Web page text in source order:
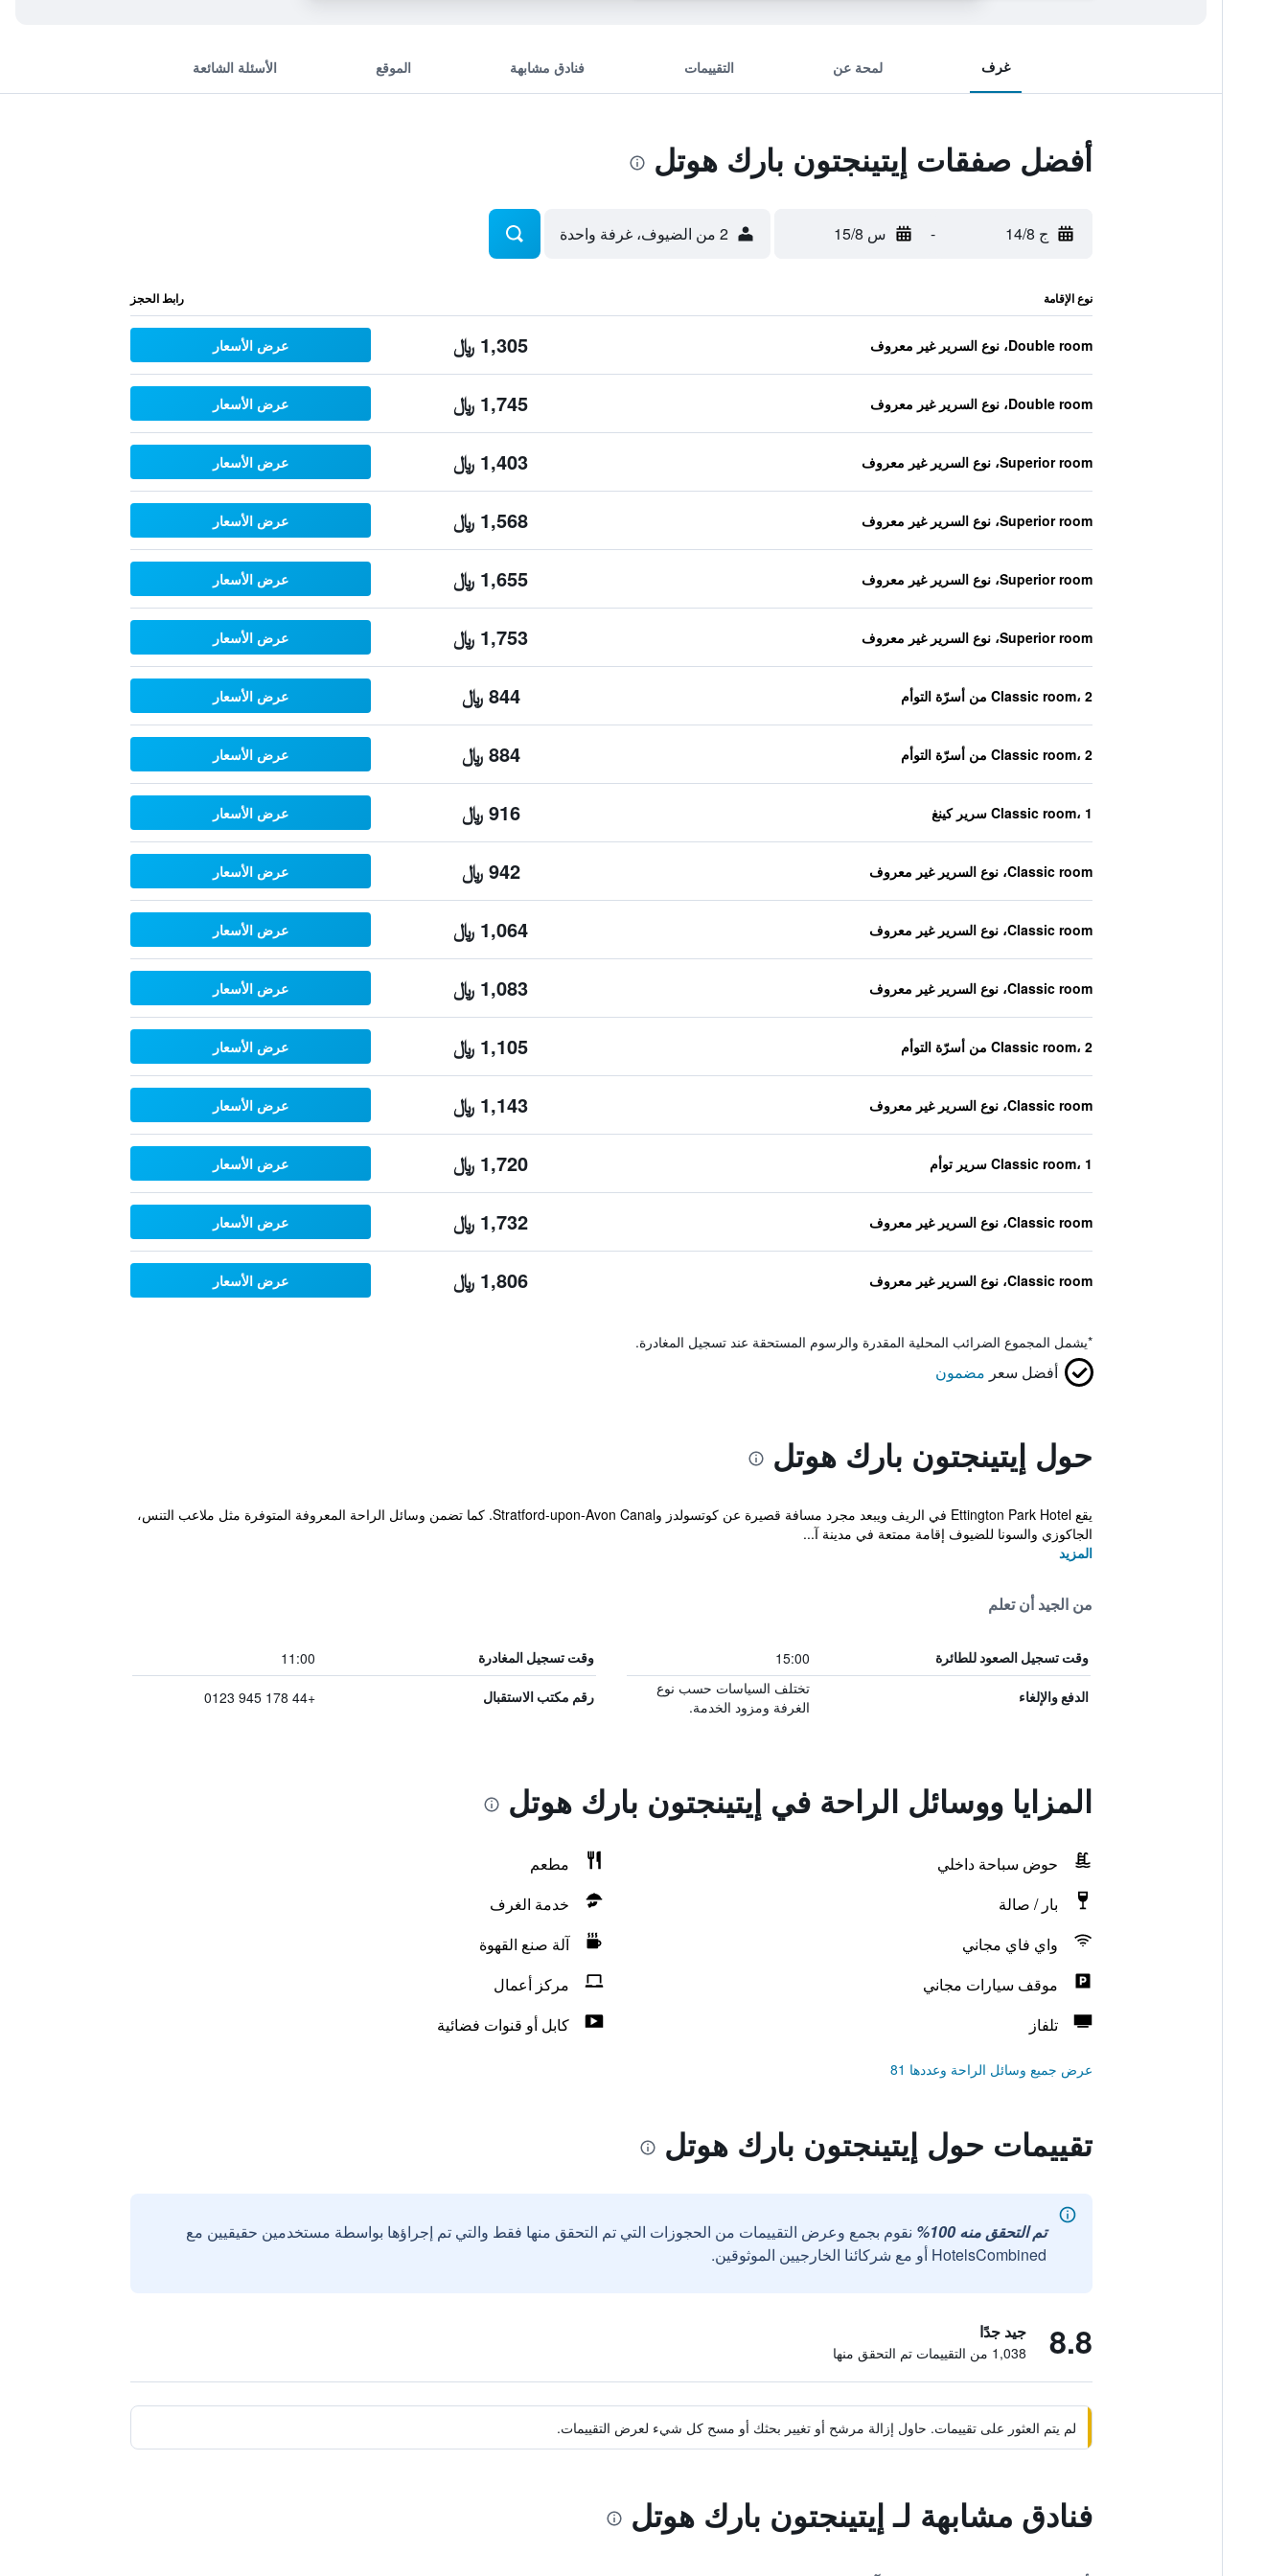
غرف لمحة عن التقييمات فنادق مشابهة الموقع الأسئلة الشائعة
أفضل صفقات إيتينجتون بارك هوتل
ج 14/8 - س 15/8 2 من الضيوف، غرفة واحدة
نوع الإقامة رابط الحجز
Double room، نوع السرير غير معروف 1,305 ﷼ عرض الأسعار
Double room، نوع السرير غير معروف 1,745 ﷼ عرض الأسعار
Superior room، نوع السرير غير معروف 1,403 ﷼ عرض الأسعار
Superior room، نوع السرير غير معروف 1,568 ﷼ عرض الأسعار
Superior room، نوع السرير غير معروف 1,655 ﷼ عرض الأسعار
Superior room، نوع السرير غير معروف 1,753 ﷼ عرض الأسعار
Classic room، 2 من أسرّة التوأم 844 ﷼ عرض الأسعار
Classic room، 2 من أسرّة التوأم 884 ﷼ عرض الأسعار
Classic room، 1 سرير كينغ 916 ﷼ عرض الأسعار
Classic room، نوع السرير غير معروف 942 ﷼ عرض الأسعار
Classic room، نوع السرير غير معروف 1,064 ﷼ عرض الأسعار
Classic room، نوع السرير غير معروف 1,083 ﷼ عرض الأسعار
Classic room، 2 من أسرّة التوأم 1,105 ﷼ عرض الأسعار
Classic room، نوع السرير غير معروف 1,143 ﷼ عرض الأسعار
Classic room، 1 سرير توأم 1,720 ﷼ عرض الأسعار
Classic room، نوع السرير غير معروف 1,732 ﷼ عرض الأسعار
Classic room، نوع السرير غير معروف 1,806 ﷼ عرض الأسعار
*يشمل المجموع الضرائب المحلية المقدرة والرسوم المستحقة عند تسجيل المغادرة.
أفضل سعر مضمون
حول إيتينجتون بارك هوتل
يقع Ettington Park Hotel في الريف ويبعد مجرد مسافة قصيرة عن كوتسولدز وStratford-upon-Avon Canal. كما تضمن وسائل الراحة المعروفة المتوفرة مثل ملاعب التنس،
الجاكوزي والسونا للضيوف إقامة ممتعة في مدينة آ...
المزيد
من الجيد أن تعلم
وقت تسجيل الصعود للطائرة 15:00 وقت تسجيل المغادرة 11:00
الدفع والإلغاء
تختلف السياسات حسب نوع
الغرفة ومزود الخدمة.
رقم مكتب الاستقبال +44 178 945 0123
المزايا ووسائل الراحة في إيتينجتون بارك هوتل
حوض سباحة داخلي
مطعم
بار / صالة
خدمة الغرف
واي فاي مجاني
آلة صنع القهوة
موقف سيارات مجاني
مركز أعمال
تلفاز
كابل أو قنوات فضائية
عرض جميع وسائل الراحة وعددها 81
تقييمات حول إيتينجتون بارك هوتل
تم التحقق منه 100%
نقوم بجمع وعرض التقييمات من الحجوزات التي تم التحقق منها فقط والتي تم إجراؤها بواسطة مستخدمين حقيقيين مع
HotelsCombined أو مع شركائنا الخارجيين الموثوقين.
8.8 جيد جدًا
1,038 من التقييمات تم التحقق منها
لم يتم العثور على تقييمات. حاول إزالة مرشح أو تغيير بحثك أو مسح كل شيء لعرض التقييمات.
فنادق مشابهة لـ إيتينجتون بارك هوتل